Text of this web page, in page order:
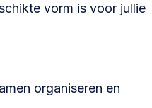
vorm is voor jullie
organiseren en